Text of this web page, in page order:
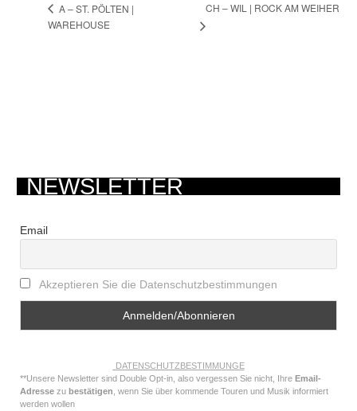
A – ST. PÖLTEN |
WAREHOUSE
CH – WIL | ROCK AM WEIHER
NEWSLETTER
Email
Akzeptieren Sie die Datenschutzbestimmungen
DATENSCHUTZBESTIMMUNGE
**Unsere Newsletter sind Double Opt-in, also vergessen Sie nicht, Ihre Email-
Adresse zu bestätigen , wenn Sie über kommende Touren und Musik informiert
werden wollen